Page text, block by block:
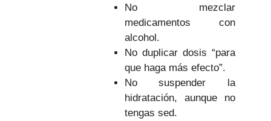
No mezclar
medicamentos con
alcohol.
No duplicar dosis “para
que haga más efecto”.
No suspender la
hidratación, aunque no
tengas sed.